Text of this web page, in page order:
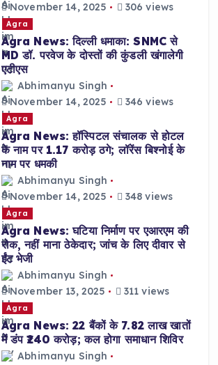
November 14, 2025
306 views
Agra
Agra News: दिल्ली धमाका: SNMC से
MD डॉ. परवेज के दोस्तों की कुंडली खंगालेगी
एटीएस
Abhimanyu Singh
November 14, 2025
346 views
Agra
Agra News: हॉस्पिटल संचालक से होटल
के नाम पर 1.17 करोड़ ठगे; लॉरेंस बिश्नोई के
नाम पर धमकी
Abhimanyu Singh
November 14, 2025
348 views
Agra
Agra News: घटिया निर्माण पर एआरएम की
रोक, नहीं माना ठेकेदार; जांच के लिए दीवार से
ईंट भेजी
Abhimanyu Singh
November 13, 2025
311 views
Agra
Agra News: 22 बैंकों के 7.82 लाख खातों
में डंप ₹240 करोड़; कल होगा समाधान शिविर
Abhimanyu Singh